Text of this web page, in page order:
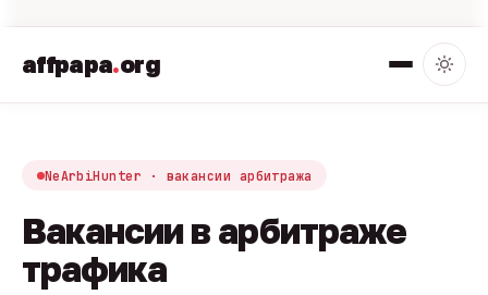
affpapa.org
NeArbiHunter · вакансии арбитража
Вакансии в арбитраже
трафика